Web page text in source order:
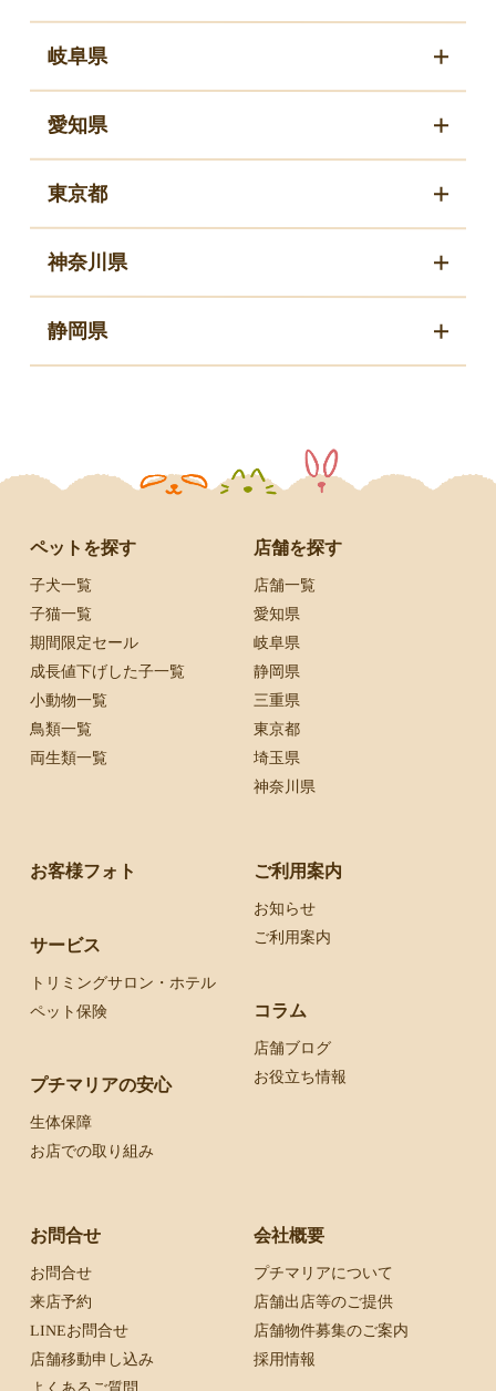
岐阜県
愛知県
東京都
神奈川県
静岡県
ペットを探す
子犬一覧
子猫一覧
期間限定セール
成長値下げした子一覧
小動物一覧
鳥類一覧
両生類一覧
店舗を探す
店舗一覧
愛知県
岐阜県
静岡県
三重県
東京都
埼玉県
神奈川県
お客様フォト
サービス
トリミングサロン・ホテル
ペット保険
プチマリアの安心
生体保障
お店での取り組み
ご利用案内
お知らせ
ご利用案内
コラム
店舗ブログ
お役立ち情報
お問合せ
お問合せ
来店予約
LINEお問合せ
店舗移動申し込み
会社概要
プチマリアについて
店舗出店等のご提供
店舗物件募集のご案内
採用情報